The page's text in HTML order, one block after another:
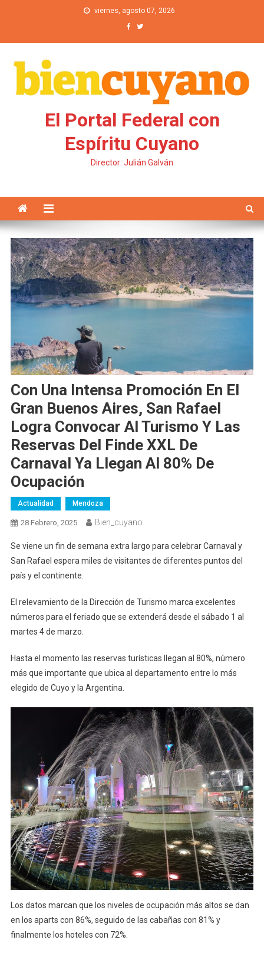
viernes, agosto 07, 2026
El Portal Federal con
Espíritu Cuyano
Director: Julián Galván
Con Una Intensa Promoción En El
Gran Buenos Aires, San Rafael
Logra Convocar Al Turismo Y Las
Reservas Del Finde XXL De
Carnaval Ya Llegan Al 80% De
Ocupación
Actualidad Mendoza
28 Febrero, 2025 Bien_cuyano
Se viene un fin de semana extra largo para celebrar Carnaval y
San Rafael espera miles de visitantes de diferentes puntos del
país y el continente.
El relevamiento de la Dirección de Turismo marca excelentes
números para el feriado que se extenderá desde el sábado 1 al
martes 4 de marzo.
Hasta el momento las reservas turísticas llegan al 80%, número
más que importante que ubica al departamento entre lo más
elegido de Cuyo y la Argentina.
Los datos marcan que los niveles de ocupación más altos se dan
en los aparts con 86%, seguido de las cabañas con 81% y
finalmente los hoteles con 72%.